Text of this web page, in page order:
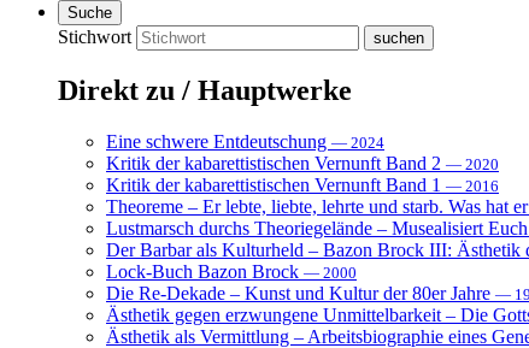
Suche
Stichwort
Direkt zu / Hauptwerke
Eine schwere Entdeutschung — 2024
Kritik der kabarettistischen Vernunft Band 2 — 2020
Kritik der kabarettistischen Vernunft Band 1 — 2016
Theoreme – Er lebte, liebte, lehrte und starb. Was hat
Lustmarsch durchs Theoriegelände – Musealisiert
Der Barbar als Kulturheld – Bazon Brock III: Ästhetik
Lock-Buch Bazon Brock — 2000
Die Re-Dekade – Kunst und Kultur der 80er Jahre —
Ästhetik gegen erzwungene Unmittelbarkeit – Die
Ästhetik als Vermittlung – Arbeitsbiographie eines